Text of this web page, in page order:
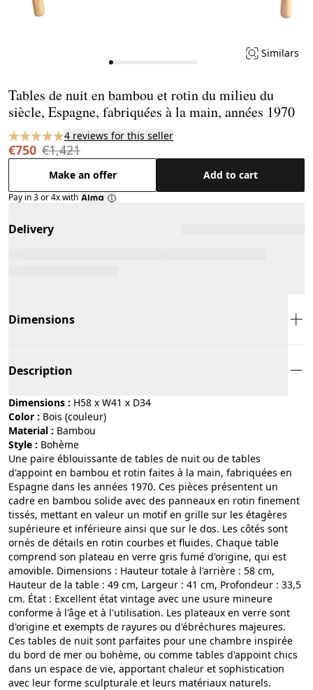
Similars
Tables de nuit en bambou et rotin du milieu du
siècle, Espagne, fabriquées à la main, années 1970
4 reviews for this seller
€750 €1,421
Make an offer Add to cart
Pay in 3 or 4x with
Delivery
Dimensions
Description
Dimensions : H58 x W41 x D34
Color :
bois (couleur)
Material :
bambou
Style :
bohème
Une paire éblouissante de tables de nuit ou de tables
d'appoint en bambou et rotin faites à la main, fabriquées en
Espagne dans les années 1970. Ces pièces présentent un
cadre en bambou solide avec des panneaux en rotin finement
tissés, mettant en valeur un motif en grille sur les étagères
supérieure et inférieure ainsi que sur le dos. Les côtés sont
ornés de détails en rotin courbes et fluides. Chaque table
comprend son plateau en verre gris fumé d'origine, qui est
amovible. Dimensions : Hauteur totale à l'arrière : 58 cm,
Hauteur de la table : 49 cm, Largeur : 41 cm, Profondeur : 33,5
cm. État : Excellent état vintage avec une usure mineure
conforme à l'âge et à l'utilisation. Les plateaux en verre sont
d'origine et exempts de rayures ou d'ébréchures majeures.
Ces tables de nuit sont parfaites pour une chambre inspirée
du bord de mer ou bohème, ou comme tables d'appoint chics
dans un espace de vie, apportant chaleur et sophistication
avec leur forme sculpturale et leurs matériaux naturels.